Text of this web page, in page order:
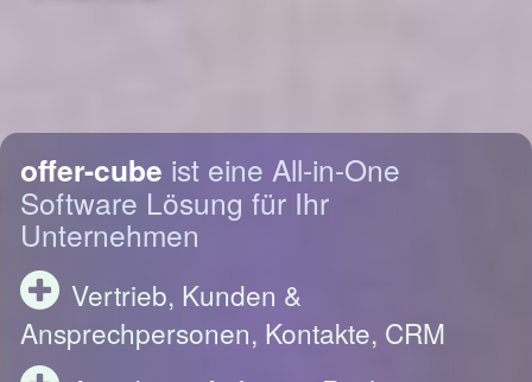
offer-cube ist eine All-in-One
Software Lösung für Ihr
Unternehmen
Vertrieb, Kunden &
Ansprechpersonen, Kontakte, CRM